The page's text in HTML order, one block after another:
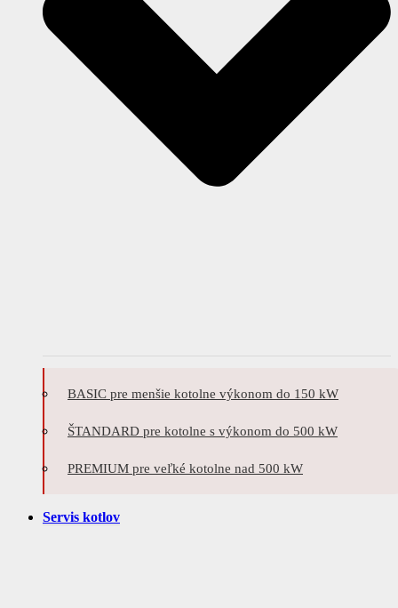
BASIC pre menšie kotolne výkonom do 150 kW
ŠTANDARD pre kotolne s výkonom do 500 kW
PREMIUM pre veľké kotolne nad 500 kW
Servis kotlov